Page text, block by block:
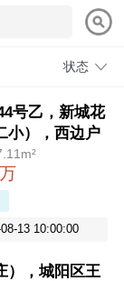
状态
号乙，新城花
小），西边户
13 10:00:00
），城阳区王